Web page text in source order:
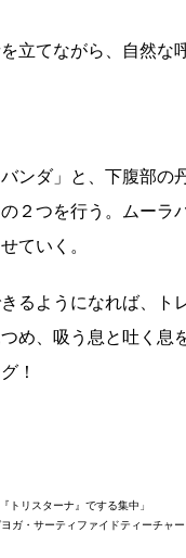
立てながら、自然
ンダ」と、下腹部
２つを行う。ムー
ていく。
るようになれば、
め、吸う息と吐く
！
トリスターナ』でする集中」
ガ・サーティファイドティーチャー